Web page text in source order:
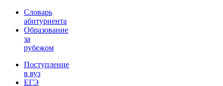
Словарь
абитуриента
Образование
за
рубежом
Поступление
в вуз
ЕГЭ